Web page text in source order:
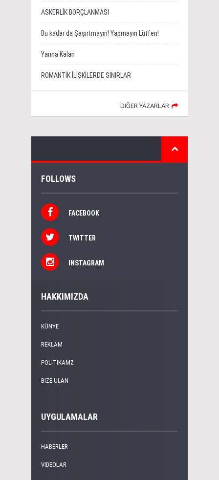
ASKERLİK BORÇLANMASI
Bu kadar da Şaşırtmayın! Yapmayın Lütfen!
Yarına Kalan
ROMANTİK İLİŞKİLERDE SINIRLAR
DIĞER YAZARLAR
FOLLOWS
FACEBOOK
TWITTER
INSTAGRAM
HAKKIMIZDA
KÜNYE
REKLAM
POLITIKAMZ
BIZE ULAN
UYGULAMALAR
HABERLER
VIDEOLAR